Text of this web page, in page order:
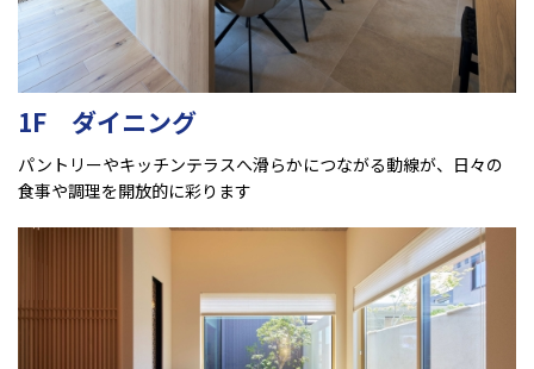
1F ダイニング
パントリーやキッチンテラスへ滑らかにつながる動線が、日々の
食事や調理を開放的に彩ります